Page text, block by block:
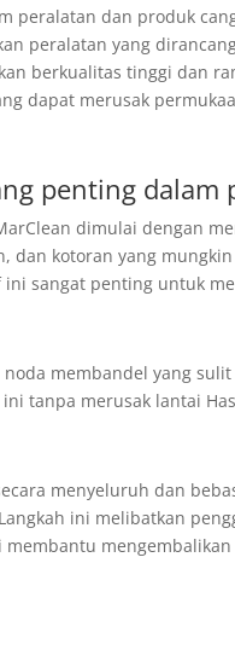
peralatan dan produk
peralatan yang
berkualitas tinggi dan
dapat merusak
penting
dimulai dengan
dan kotoran yang
sangat penting untuk
membandel yang
tanpa merusak lantai
menyeluruh dan
ini melibatkan